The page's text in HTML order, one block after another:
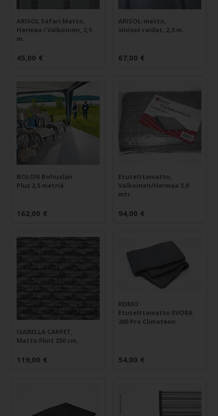
ARISOL Safari Matto,
Harmaa / Valkoinen, 2,5
m.
45,00 €
ARISOL-matto,
siniset raidat, 2,5 m.
67,00 €
BOLON Bohuslän
Plus 2,5 metriä
162,00 €
Etutelttamatto,
Valkoinen/Harmaa 3,0
mtr.
94,00 €
ISABELLA CARPET,
Matto Flint 250 cm.
119,00 €
REIMO
Etutelttamatto EVORA
260 Pro Climateen
54,00 €